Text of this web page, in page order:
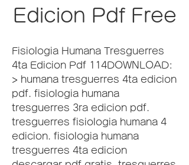
Edicion Pdf Free
Fisiologia Humana Tresguerres
4ta Edicion Pdf 114DOWNLOAD:
> humana tresguerres 4ta edicion
pdf. fisiologia humana
tresguerres 3ra edicion pdf.
tresguerres fisiologia humana 4
edicion. fisiologia humana
tresguerres 4ta edicion